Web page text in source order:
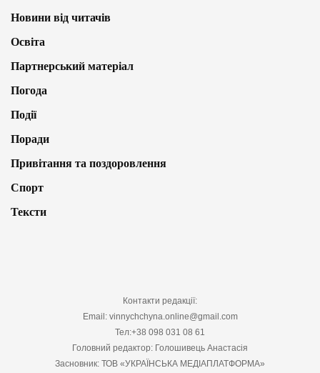
Новини від читачів
Освіта
Партнерський матеріал
Погода
Події
Поради
Привітання та поздоровлення
Спорт
Тексти
Контакти редакції:
Email: vinnychchyna.online@gmail.com
Тел:+38 098 031 08 61
Головний редактор: Голошивець Анастасія
Засновник: ТОВ «УКРАЇНСЬКА МЕДІАПЛАТФОРМА»